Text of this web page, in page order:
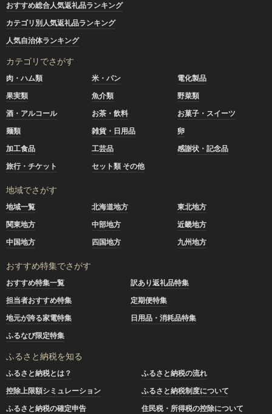
おすすめ総合人気返礼品ランキング
カテゴリ別人気返礼品ランキング
人気自治体ランキング
カテゴリでさがす
肉・ハム類 米・パン
電化製品
果実類
魚介類
野菜類
酒・アルコール
お茶・飲料
お菓子・スイーツ
麺類
雑貨・日用品
卵
加工食品
工芸品
感謝状・記念品
旅行・チケット
セット類 その他
地域でさがす
地域一覧 北海道地方
東北地方
関東地方
中部地方
近畿地方
中国地方
四国地方 九州地方
おすすめ特集でさがす
おすすめ特集一覧
訳あり返礼品特集
担当者おすすめ特集
定期便特集
地元が誇る家電特集
日用品・消耗品特集
ふるなび限定特集
ふるさと納税を知る
ふるさと納税とは？
ふるさと納税の流れ
控除上限額シミュレーション
ふるさと納税制度について
ふるさと納税の確定申告
住民税・所得税の控除について